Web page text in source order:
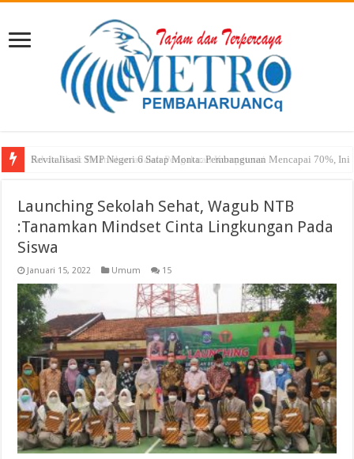
Sekda Abul: Pelantikan adalah Pengakuan Kompetensi
Launching Sekolah Sehat, Wagub NTB
:Tanamkan Mindset Cinta Lingkungan Pada
Siswa
Januari 15, 2022 Umum 15